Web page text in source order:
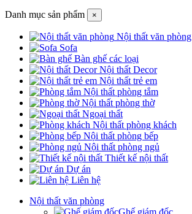
Danh mục sản phẩm ×
Nội thất văn phòng
Sofa
Bàn ghế các loại
Nội thất Decor
Nội thất trẻ em
Nội thất phòng tắm
Nội thất phòng thờ
Ngoại thất
Nội thất phòng khách
Nội thất phòng bếp
Nội thất phòng ngủ
Thiết kế nội thất
Dự án
Liên hệ
Nội thất văn phòng